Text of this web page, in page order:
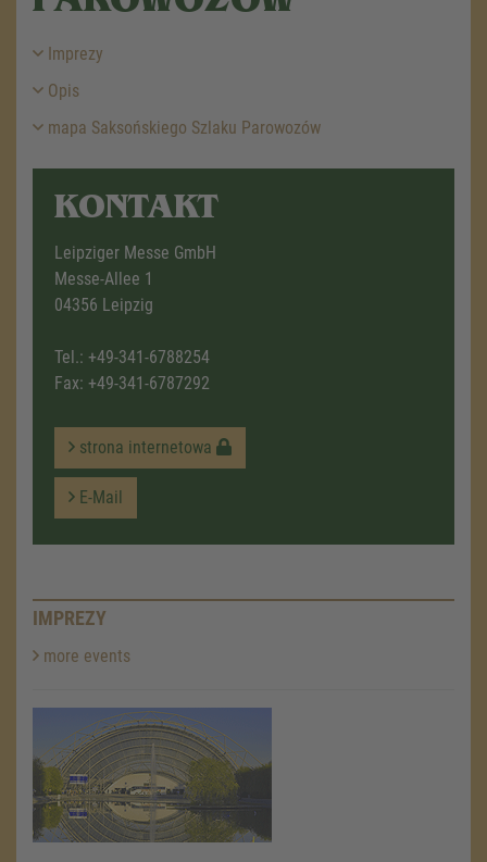
Imprezy
Opis
mapa Saksońskiego Szlaku Parowozów
KONTAKT
Leipziger Messe GmbH
Messe-Allee 1
04356 Leipzig
Tel.: +49-341-6788254
Fax: +49-341-6787292
strona internetowa
E-Mail
IMPREZY
more events